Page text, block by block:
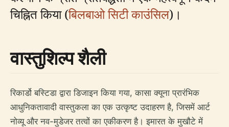
चिह्नित किया (बिलबाओ सिटी काउंसिल)।
वास्तुशिल्प शैली
रिकार्डो बस्टिडा द्वारा डिजाइन किया गया, कासा क्यूना प्रारंभिक
आधुनिकतावादी वास्तुकला का एक उत्कृष्ट उदाहरण है, जिसमें आर्ट
नोव्यू और नव-मुडेजर तत्वों का एकीकरण है। इमारत के मुखौटे में